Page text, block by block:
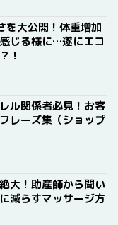
を大公開！体重増加
じる様に…遂にエコ
！
ル関係者必見！お客
レーズ集（ショップ
大！助産師から聞い
減らすマッサージ方